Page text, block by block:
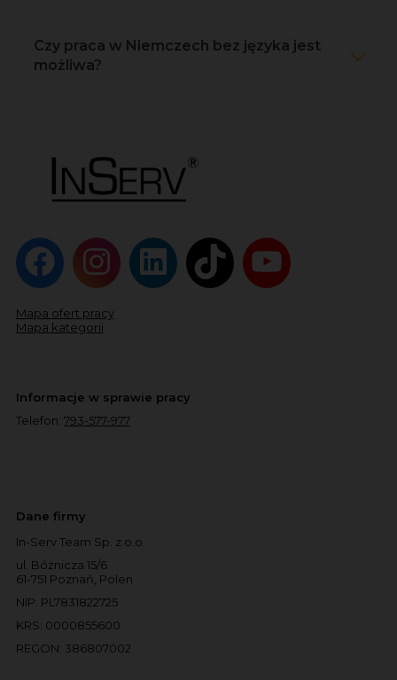
Czy praca w Niemczech bez języka jest
możliwa?
Mapa ofert pracy
Mapa kategorii
Informacje w sprawie pracy
Telefon: 793-577-977
Dane firmy
In-Serv Team Sp. z o.o.
ul. Bóżnicza 15/6
61-751 Poznań, Polen
NIP: PL7831822725
KRS: 0000855600
REGON: 386807002